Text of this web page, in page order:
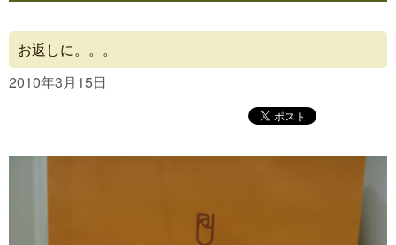
Concept
お返しに。。。
2010年3月15日